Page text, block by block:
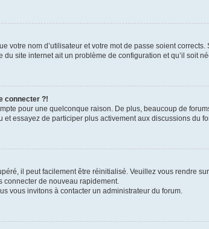
votre nom d’utilisateur et votre mot de passe soient
site internet ait un problème de configuration et qu’il soit
connecter ?!
pour une quelconque raison. De plus, beaucoup de
essayez de participer plus activement aux discussions du
il peut facilement être réinitialisé. Veuillez vous rendre
de nouveau rapidement.
vous invitons à contacter un administrateur du forum.